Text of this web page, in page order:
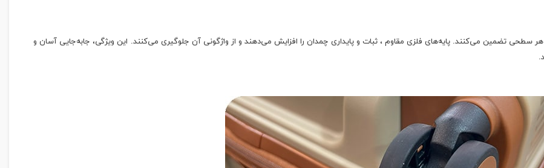
نرم و روان چمدان را در هر سطحی تضمین می‌کنند. پایه‌های فلزی مقاوم ، ثبات و پایداری چمدان را افزایش می‌دهند و از واژگونی آن جلوگیری می‌کنند. این ویژگی، جابه‌جایی آسان و